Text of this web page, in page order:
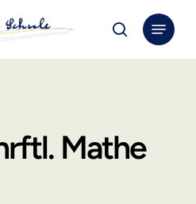
search
Menu
Mathe
Close